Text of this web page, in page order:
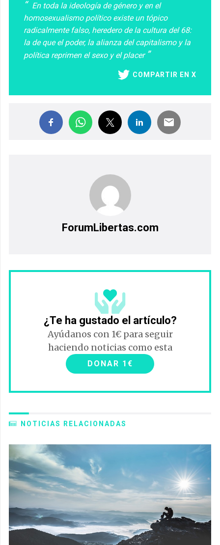
En toda la ideología de género y en el
homosexualismo político existe un tópico
radicalmente falso, heredero de la cultura del 68:
la de que el poder, la alianza del capitalismo y la
política reprimen el sexo y el placer
COMPARTIR EN X
ForumLibertas.com
¿Te ha gustado el artículo?
Ayúdanos con 1€ para seguir
haciendo noticias como esta
DONAR 1€
NOTICIAS RELACIONADAS